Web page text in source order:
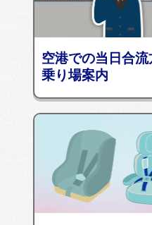
空港での当日合流
乗り場案内